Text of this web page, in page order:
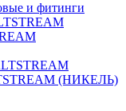
и фитинги
(НИКЕЛЬ)